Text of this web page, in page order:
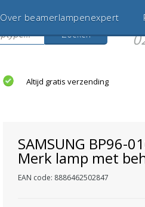
Zoeken
Over beamerlampenexpert
Altijd gratis verzending
SAMSUNG BP96-
Merk lamp met
EAN code: 8886462502847